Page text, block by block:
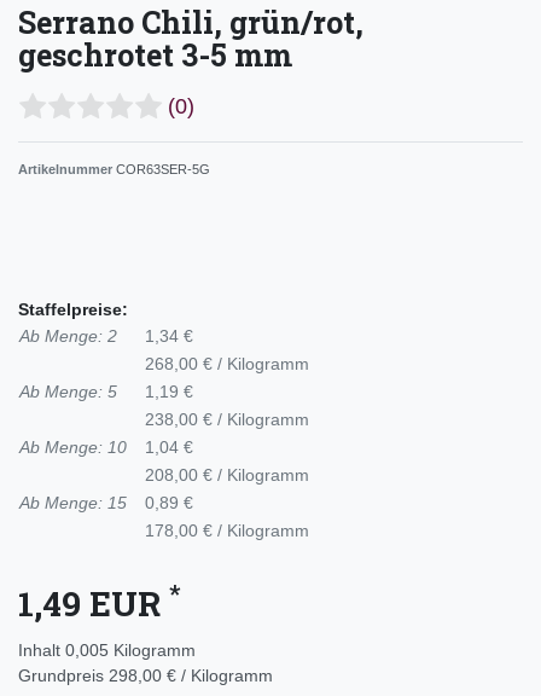
Serrano Chili, grün/rot,
geschrotet 3-5 mm
(0)
Artikelnummer COR63SER-5G
Staffelpreise:
Ab Menge: 2
1,34 €
268,00 € / Kilogramm
Ab Menge: 5
1,19 €
238,00 € / Kilogramm
Ab Menge: 10
1,04 €
208,00 € / Kilogramm
Ab Menge: 15
0,89 €
178,00 € / Kilogramm
1,49 EUR *
Inhalt 0,005 Kilogramm
Grundpreis 298,00 € / Kilogramm